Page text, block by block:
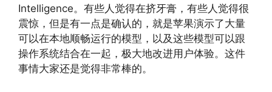
Intelligence。有些人觉得在挤牙膏，有些人觉得很
震惊，但是有一点是确认的，就是苹果演示了大量
可以在本地顺畅运行的模型，以及这些模型可以跟
操作系统结合在一起，极大地改进用户体验。这件
事情大家还是觉得非常棒的。